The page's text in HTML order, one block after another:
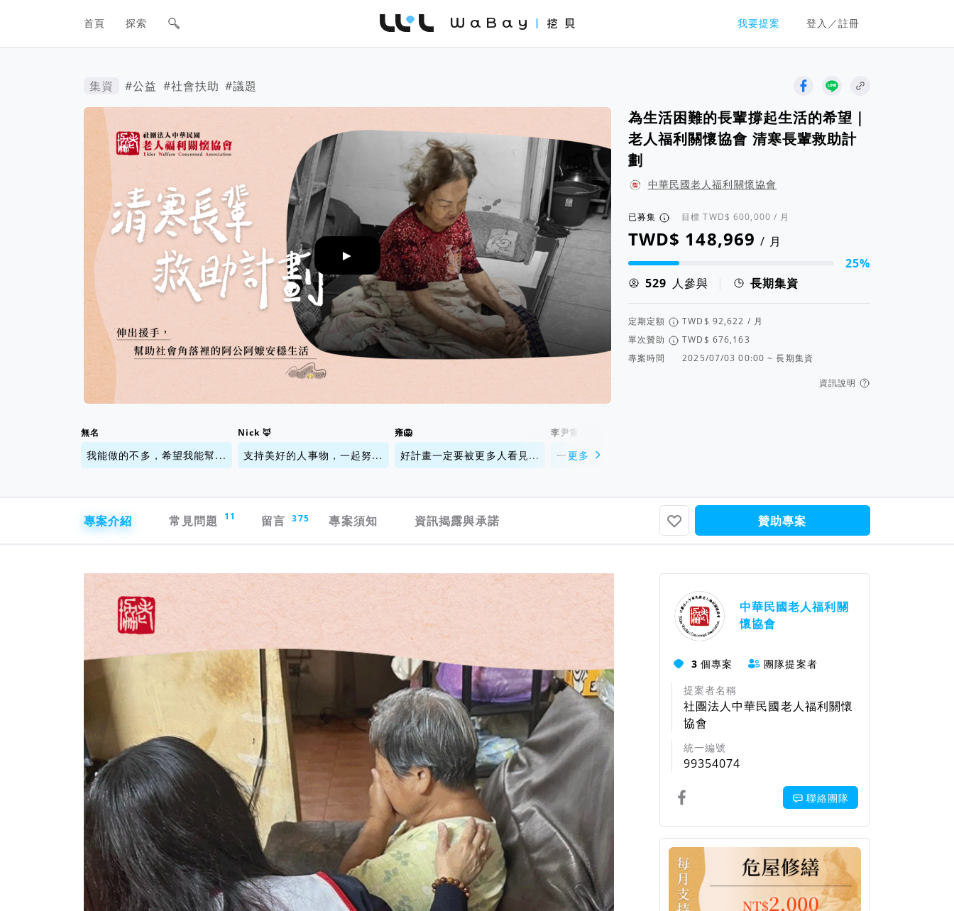
網站主要導航欄
首頁 探索 我要提案 登入／註冊
WaBay 挖貝 | 台灣最值得信賴的群眾集資 / 群眾募資平台
集資 #公益 #社會扶助 #議題
►
為生活困難的長輩撐起生活的希望｜
老人福利關懷協會 清寒長輩救助計
劃
中華民國老人福利關懷協會
已募集 目標 / 月
/ 月
集資進度 25%
25%
人參與
| 長期集資
定期定額
/ 月
單次贊助
專案時間
2025/07/03 00:00 ~ 長期集資
資訊說明
無名
我能做的不多，希望我能幫...
Nick 🦊
支持美好的人事物，一起努...
雍🦁
好計畫一定要被更多人看見...
李尹甯
一起集氣！期待集資成功～...
更多
專案介紹
常見問題 11 留言 375 專案須知 資訊揭露與承諾 贊助專案
中華民國老人福利關
懷協會
3 個專案
團隊提案者
提案者名稱
社團法人中華民國老人福利關懷
協會
統一編號
99354074
聯絡團隊
回饋項目